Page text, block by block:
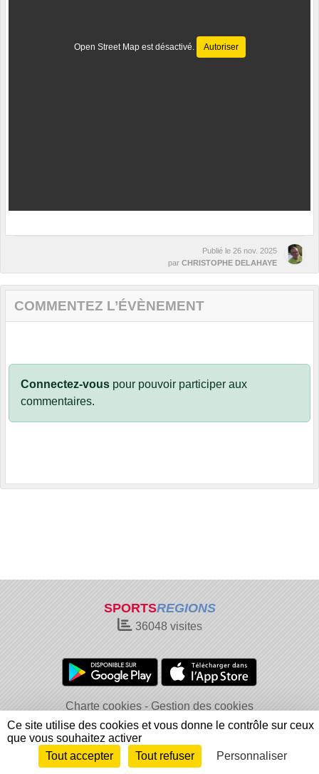
Open Street Map est désactivé. Autoriser
Publié le 26 nov. 2025
par CHRISTOPHE DELAHAYE
COMMENTEZ L’ÉVÈNEMENT
Connectez-vous pour pouvoir participer aux
commentaires.
SPORTSREGIONS
36048visites
Charte cookies
Gestion des cookies
Informations légales
Signaler un contenu inapproprié
Envie de participer ? Connexion
Ce site utilise des cookies et vous donne le contrôle sur ceux
que vous souhaitez activer
Tout accepter
Tout refuser Personnaliser